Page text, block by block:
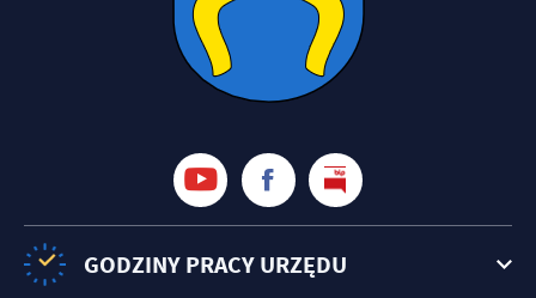
GODZINY PRACY URZĘDU